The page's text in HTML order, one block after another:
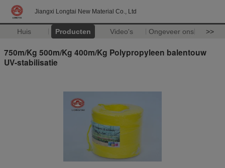
Jiangxi Longtai New Material Co., Ltd
Huis Producten Video's Ongeveer ons >>
750m/Kg 500m/Kg 400m/Kg Polypropyleen balentouw
UV-stabilisatie